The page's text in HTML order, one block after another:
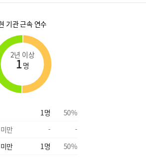
기관 근속 연수
2년 이상
1명
1 명 50%
만
-
-
만
1 명 50%